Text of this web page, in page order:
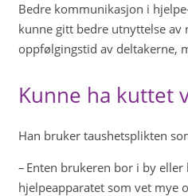
Bedre kommunikasjon i
kunne gitt bedre utnyttelse av
oppfølgingstid av deltakerne,
Kunne ha kuttet
Han bruker taushetsplikten
– Enten brukeren bor i by eller
hjelpeapparatet som vet mye